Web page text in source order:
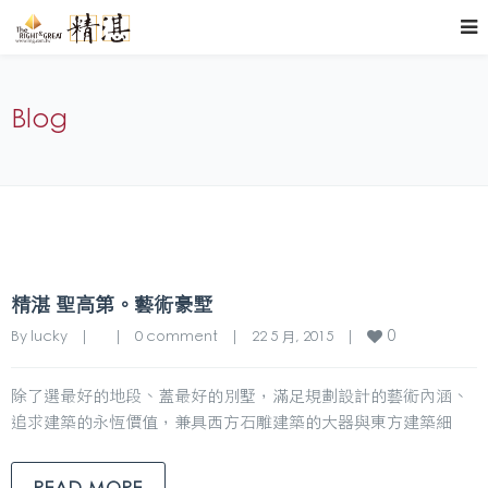
Blog
精湛 聖高第。藝術豪墅
By lucky 0 comment 22 5 月, 2015 0
除了選最好的地段、蓋最好的別墅，滿足規劃設計的藝術內涵、
追求建築的永恆價值，兼具西方石雕建築的大器與東方建築細